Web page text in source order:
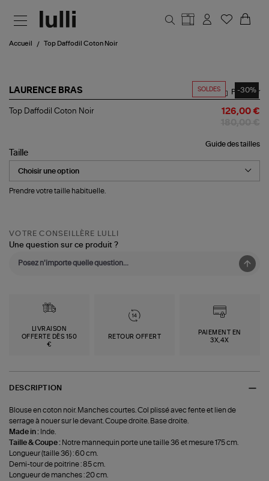
Accueil Top Daffodil Coton Noir
SOLDES -30%
LAURENCE BRAS
Top
Partager
Top Daffodil Coton Noir 126,00 €
Guide des tailles
Taille
Prendre votre taille habituelle.
VOTRE CONSEILLÈRE LULLI
Une question sur ce produit ?
LIVRAISON
OFFERTE DÈS 150
€
RETOUR OFFERT
PAIEMENT EN
3X,4X
DESCRIPTION
Blouse en coton noir. Manches courtes. Col plissé avec fente et lien de
serrage à nouer sur le devant. Coupe droite. Base droite.
Made in : Inde.
Taille & Coupe : Notre mannequin porte une taille 36 et mesure 175 cm.
Longueur (taille 36) : 60 cm.
Demi-tour de poitrine : 85 cm.
Longueur de manches : 20 cm.